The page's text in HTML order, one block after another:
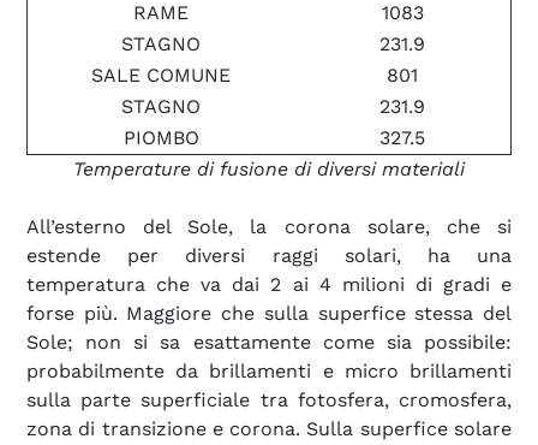
RAME
1083
STAGNO
231.9
SALE COMUNE
801
STAGNO
231.9
PIOMBO
327.5
Temperature di fusione di diversi materiali
All’esterno del Sole, la corona solare, che si
estende per diversi raggi solari, ha una
temperatura che va dai 2 ai 4 milioni di gradi e
forse più. Maggiore che sulla superfice stessa del
Sole; non si sa esattamente come sia possibile:
probabilmente da brillamenti e micro brillamenti
sulla parte superficiale tra fotosfera, cromosfera,
zona di transizione e corona. Sulla superfice solare